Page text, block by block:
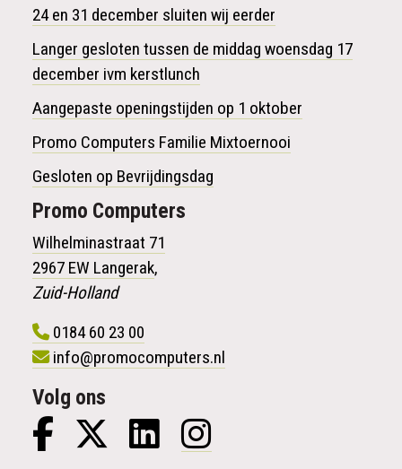
24 en 31 december sluiten wij eerder
Langer gesloten tussen de middag woensdag 17
december ivm kerstlunch
Aangepaste openingstijden op 1 oktober
Promo Computers Familie Mixtoernooi
Gesloten op Bevrijdingsdag
Promo Computers
Wilhelminastraat 71
2967 EW Langerak,
Zuid-Holland
0184 60 23 00
info@promocomputers.nl
Volg ons